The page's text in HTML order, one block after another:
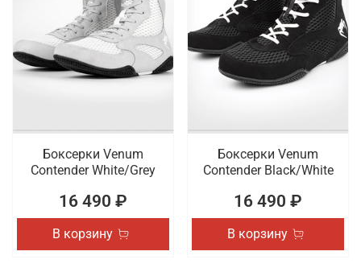
Боксерки Venum
Contender White/Grey
16 490 ₽
В корзину
Боксерки Venum
Contender Black/White
16 490 ₽
В корзину